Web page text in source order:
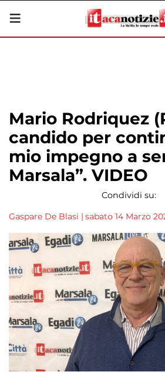
Mario Rodriquez
candido per
mio impegno a
Marsala”. VIDEO
Condividi su:
Gaspare De Blasi | sabato 14 Marzo